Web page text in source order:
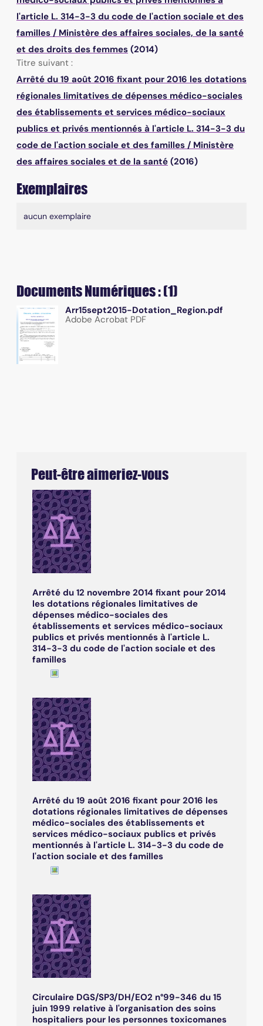
l'article L. 314-3-3 du code de l'action sociale et des
familles / Ministère des affaires sociales, de la santé
et des droits des femmes (2014)
Titre suivant :
Arrêté du 19 août 2016 fixant pour 2016 les dotations
régionales limitatives de dépenses médico-sociales
des établissements et services médico-sociaux
publics et privés mentionnés à l'article L. 314-3-3 du
code de l'action sociale et des familles / Ministère
des affaires sociales et de la santé (2016)
Exemplaires
aucun exemplaire
Documents Numériques : (1)
Arr15sept2015-Dotation_Region.pdf
Adobe Acrobat PDF
Peut-être aimeriez-vous
Arrêté du 12 novembre 2014 fixant pour 2014
les dotations régionales limitatives de
dépenses médico-sociales des
établissements et services médico-sociaux
publics et privés mentionnés à l'article L.
314-3-3 du code de l'action sociale et des
familles
Arrêté du 19 août 2016 fixant pour 2016 les
dotations régionales limitatives de dépenses
médico-sociales des établissements et
services médico-sociaux publics et privés
mentionnés à l'article L. 314-3-3 du code de
l'action sociale et des familles
Circulaire DGS/SP3/DH/EO2 n°99-346 du 15
juin 1999 relative à l'organisation des soins
hospitaliers pour les personnes toxicomanes